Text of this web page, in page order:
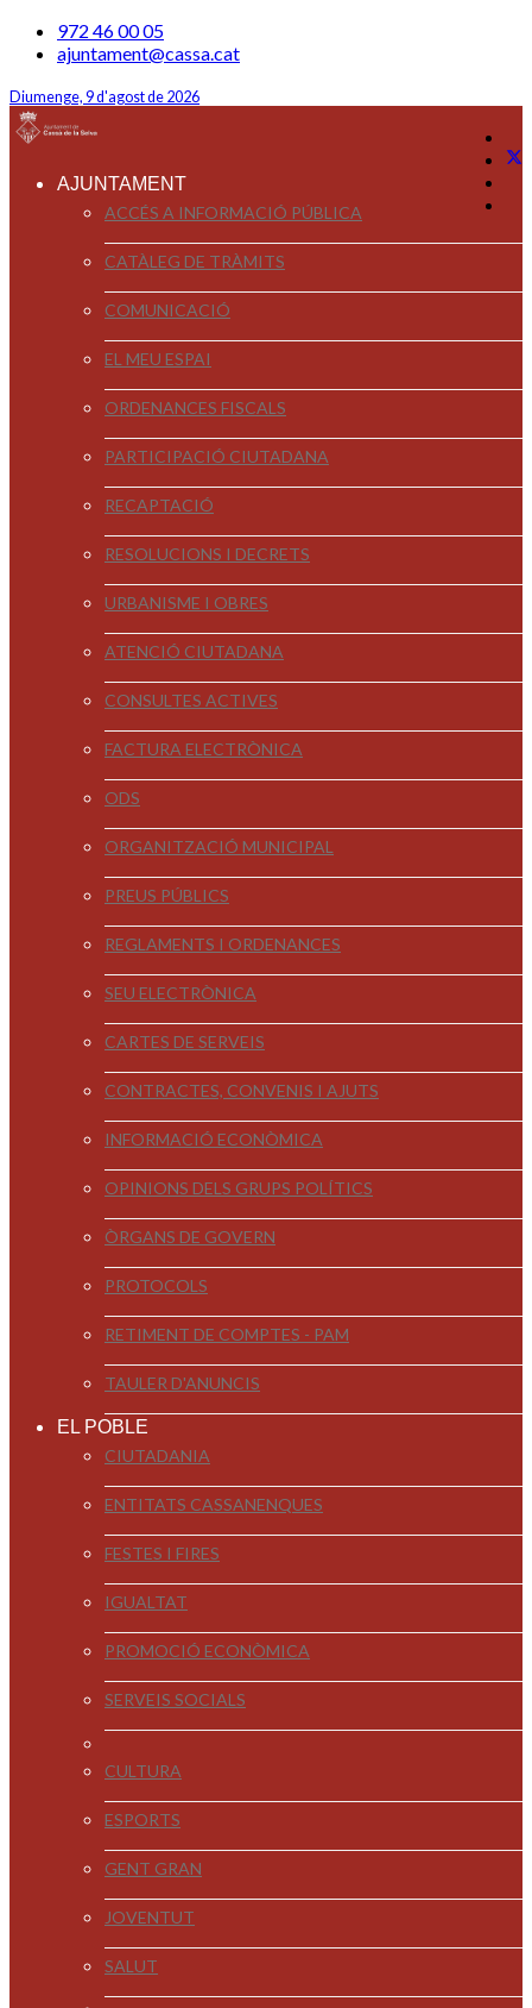
972 46 00 05
ajuntament@cassa.cat
Diumenge, 9 d'agost de 2026
AJUNTAMENT
ACCÉS A INFORMACIÓ PÚBLICA
CATÀLEG DE TRÀMITS
COMUNICACIÓ
EL MEU ESPAI
ORDENANCES FISCALS
PARTICIPACIÓ CIUTADANA
RECAPTACIÓ
RESOLUCIONS I DECRETS
URBANISME I OBRES
ATENCIÓ CIUTADANA
CONSULTES ACTIVES
FACTURA ELECTRÒNICA
ODS
ORGANITZACIÓ MUNICIPAL
PREUS PÚBLICS
REGLAMENTS I ORDENANCES
SEU ELECTRÒNICA
CARTES DE SERVEIS
CONTRACTES, CONVENIS I AJUTS
INFORMACIÓ ECONÒMICA
OPINIONS DELS GRUPS POLÍTICS
ÒRGANS DE GOVERN
PROTOCOLS
RETIMENT DE COMPTES - PAM
TAULER D'ANUNCIS
EL POBLE
CIUTADANIA
ENTITATS CASSANENQUES
FESTES I FIRES
IGUALTAT
PROMOCIÓ ECONÒMICA
SERVEIS SOCIALS
CULTURA
ESPORTS
GENT GRAN
JOVENTUT
SALUT